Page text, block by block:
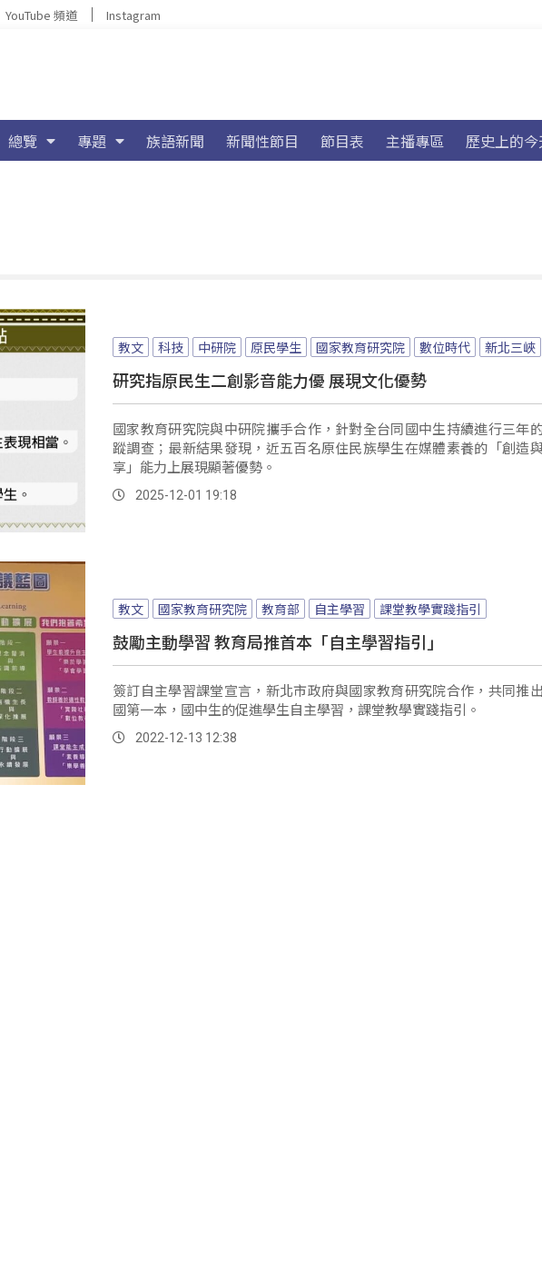
YouTube 頻道 Instagram
總覽 專題 族語新聞 新聞性節目 節目表 主播專區 歷史上的今
教文 科技 中研院 原民學生 國家教育研究院 數位時代 新北三峽
研究指原民生二創影音能力優 展現文化優勢
國家教育研究院與中研院攜手合作，針對全台同國中生持續進行三年
蹤調查；最新結果發現，近五百名原住民族學生在媒體素養的「創造
享」能力上展現顯著優勢。
2025-12-01 19:18
教文 國家教育研究院 教育部 自主學習 課堂教學實踐指引
鼓勵主動學習 教育局推首本「自主學習指引」
簽訂自主學習課堂宣言，新北市政府與國家教育研究院合作，共同推
國第一本，國中生的促進學生自主學習，課堂教學實踐指引。
2022-12-13 12:38